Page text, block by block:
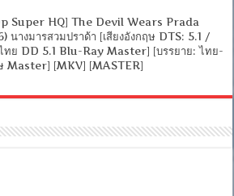
Super HQ] The Devil Wears Prada
นางมารสวมปราด้า [เสียงอังกฤษ DTS: 5.1 /
ทย DD 5.1 Blu-Ray Master] [บรรยาย: ไทย-
Master] [MKV] [MASTER]